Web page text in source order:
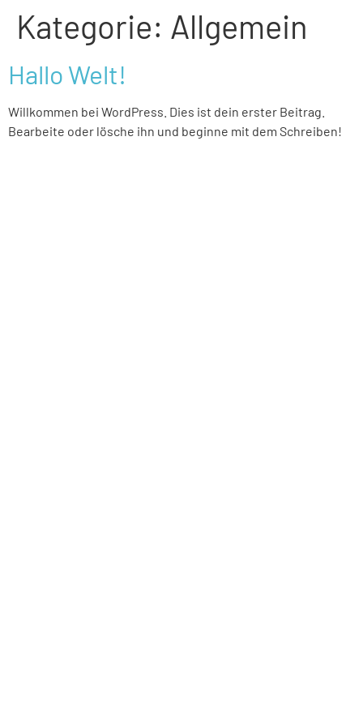
Kategorie: Allgemein
Hallo Welt!
Willkommen bei WordPress. Dies ist dein erster Beitrag.
Bearbeite oder lösche ihn und beginne mit dem Schreiben!